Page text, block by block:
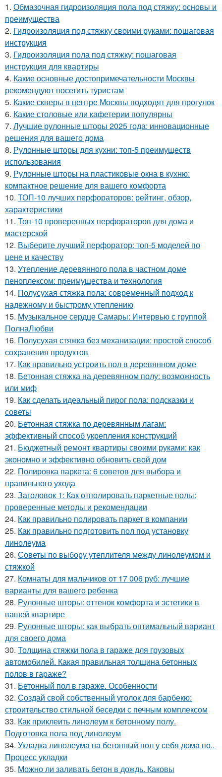
1. Обмазочная гидроизоляция пола под стяжку: основы и
преимущества
2. Гидроизоляция под стяжку своими руками: пошаговая
инструкция
3. Гидроизоляция пола под стяжку: пошаговая
инструкция для квартиры
4. Какие основные достопримечательности Москвы
рекомендуют посетить туристам
5. Какие скверы в центре Москвы подходят для прогулок
6. Какие столовые или кафетерии популярны
7. Лучшие рулонные шторы 2025 года: инновационные
решения для вашего дома
8. Рулонные шторы для кухни: топ-5 преимуществ
использования
9. Рулонные шторы на пластиковые окна в кухню:
компактное решение для вашего комфорта
10. ТОП-10 лучших перфораторов: рейтинг, обзор,
характеристики
11. Топ-10 проверенных перфораторов для дома и
мастерской
12. Выберите лучший перфоратор: топ-5 моделей по
цене и качеству
13. Утепление деревянного пола в частном доме
пеноплексом: преимущества и технология
14. Полусухая стяжка пола: современный подход к
надежному и быстрому утеплению
15. Музыкальное сердце Самары: Интервью с группой
ПолнаЛюбви
16. Полусухая стяжка без механизации: простой способ
сохранения продуктов
17. Как правильно устроить пол в деревянном доме
18. Бетонная стяжка на деревянном полу: возможность
или миф
19. Как сделать идеальный пирог пола: подсказки и
советы
20. Бетонная стяжка по деревянным лагам:
эффективный способ укрепления конструкций
21. Бюджетный ремонт квартиры своими руками: как
экономно и эффективно обновить свой дом
22. Полировка паркета: 6 советов для выбора и
правильного ухода
23. Заголовок 1: Как отполировать паркетные полы:
проверенные методы и рекомендации
24. Как правильно полировать паркет в компании
25. Как правильно подготовить пол под установку
линолеума
26. Советы по выбору утеплителя между линолеумом и
стяжкой
27. Комнаты для мальчиков от 17 006 руб: лучшие
варианты для вашего ребенка
28. Рулонные шторы: оттенок комфорта и эстетики в
вашей квартире
29. Рулонные шторы: как выбрать оптимальный вариант
для своего дома
30. Толщина стяжки пола в гараже для грузовых
автомобилей. Какая правильная толщина бетонных
полов в гараже?
31. Бетонный пол в гараже. Особенности
32. Создай свой собственный уголок для барбекю:
строительство стильной беседки с печным комплексом
33. Как приклеить линолеум к бетонному полу.
Подготовка пола под линолеум
34. Укладка линолеума на бетонный пол у себя дома по..
Процесс укладки
35. Можно ли заливать бетон в дождь. Каковы